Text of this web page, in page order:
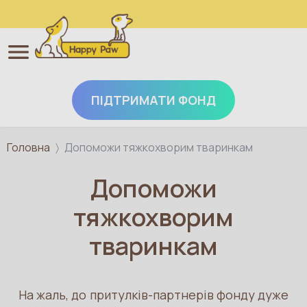
ПІДТРИМАТИ ФОНД
Головна Допоможи тяжкохворим тваринкам
Допоможи
тяжкохворим
тваринкам
На жаль, до притулків-партнерів фонду дуже